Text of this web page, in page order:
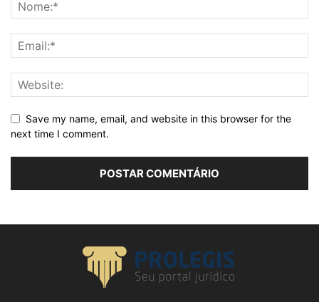
Save my name, email, and website in this browser for the
next time I comment.